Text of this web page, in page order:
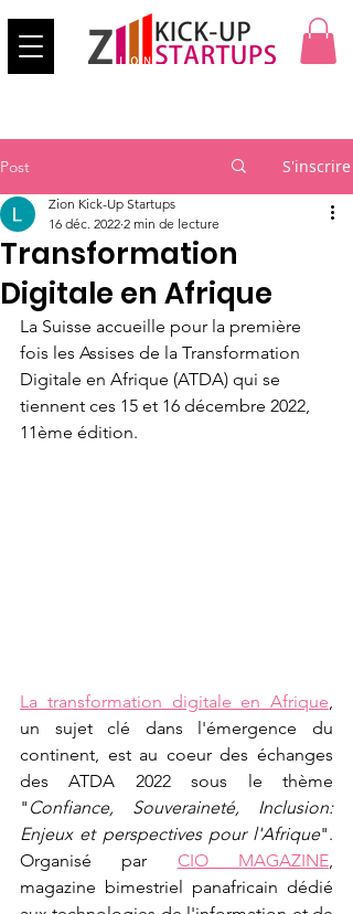
Post S'inscrire
Transformation
Digitale en Afrique
Zion Kick-Up Startups
16 déc. 2022 2 min de lecture
La Suisse accueille pour la première
fois les Assises de la Transformation
Digitale en Afrique (ATDA) qui se
tiennent ces 15 et 16 décembre 2022,
11ème édition.
La transformation digitale en Afrique,
un sujet clé dans l'émergence du
continent, est au coeur des échanges
des ATDA 2022 sous le thème
" Confiance, Souveraineté, Inclusion:
Enjeux et perspectives pour l'Afrique".
Organisé par CIO MAGAZINE,
magazine bimestriel panafricain dédié